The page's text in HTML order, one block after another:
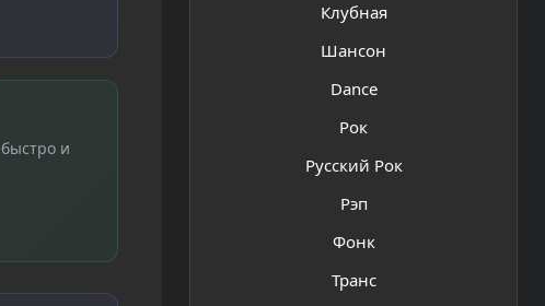
Клубная
Шансон
Dance
Рок
Русский Рок
Рэп
Фонк
Транс
и